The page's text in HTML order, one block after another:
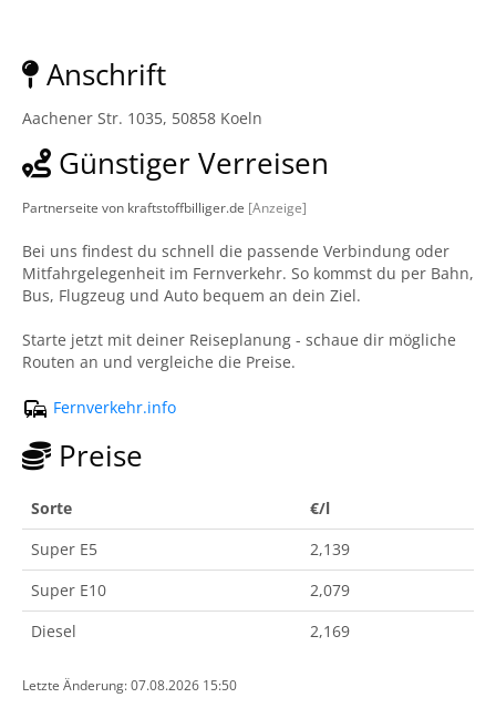
Anschrift
Aachener Str. 1035, 50858 Koeln
Günstiger Verreisen
Partnerseite von kraftstoffbilliger.de [Anzeige]
Bei uns findest du schnell die passende Verbindung oder
Mitfahrgelegenheit im Fernverkehr. So kommst du per Bahn,
Bus, Flugzeug und Auto bequem an dein Ziel.
Starte jetzt mit deiner Reiseplanung - schaue dir mögliche
Routen an und vergleiche die Preise.
Fernverkehr.info
Preise
Sorte
€/l
Super E5
2,139
Super E10
2,079
Diesel
2,169
Letzte Änderung: 07.08.2026 15:50